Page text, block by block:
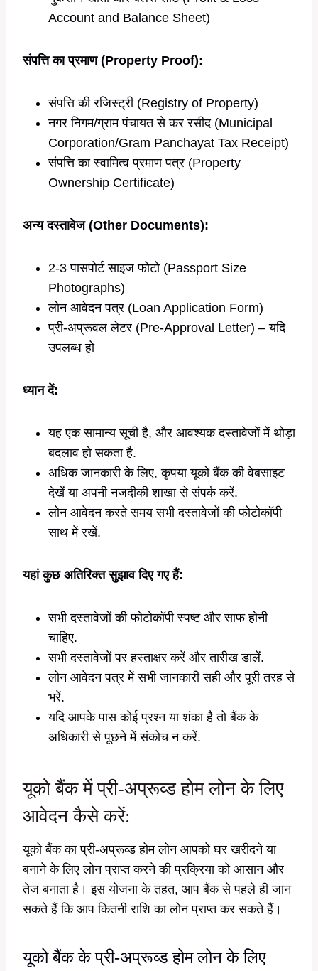
Account and Balance Sheet)
संपत्ति का प्रमाण (Property Proof):
संपत्ति की रजिस्ट्री (Registry of Property)
नगर निगम/ग्राम पंचायत से कर रसीद (Municipal
Corporation/Gram Panchayat Tax Receipt)
संपत्ति का स्वामित्व प्रमाण पत्र (Property
Ownership Certificate)
अन्य दस्तावेज (Other Documents):
2-3 पासपोर्ट साइज फोटो (Passport Size
Photographs)
लोन आवेदन पत्र (Loan Application Form)
प्री-अप्रूवल लेटर (Pre-Approval Letter) – यदि
उपलब्ध हो
ध्यान दें:
यह एक सामान्य सूची है, और आवश्यक दस्तावेजों में थोड़ा
बदलाव हो सकता है.
अधिक जानकारी के लिए, कृपया यूको बैंक की वेबसाइट
देखें या अपनी नजदीकी शाखा से संपर्क करें.
लोन आवेदन करते समय सभी दस्तावेजों की फोटोकॉपी
साथ में रखें.
यहां कुछ अतिरिक्त सुझाव दिए गए हैं:
सभी दस्तावेजों की फोटोकॉपी स्पष्ट और साफ होनी
चाहिए.
सभी दस्तावेजों पर हस्ताक्षर करें और तारीख डालें.
लोन आवेदन पत्र में सभी जानकारी सही और पूरी तरह से
भरें.
यदि आपके पास कोई प्रश्न या शंका है तो बैंक के
अधिकारी से पूछने में संकोच न करें.
यूको बैंक में प्री-अप्रूव्ड होम लोन के लिए
आवेदन कैसे करें:
यूको बैंक का प्री-अप्रूव्ड होम लोन आपको घर खरीदने या
बनाने के लिए लोन प्राप्त करने की प्रक्रिया को आसान और
तेज बनाता है। इस योजना के तहत, आप बैंक से पहले ही जान
सकते हैं कि आप कितनी राशि का लोन प्राप्त कर सकते हैं।
यूको बैंक के प्री-अप्रूव्ड होम लोन के लिए